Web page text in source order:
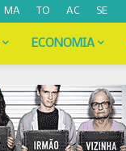
MA TO AC SE
ECONOMIA